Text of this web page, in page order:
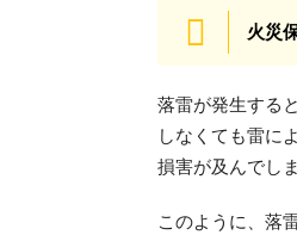
火災
落雷が発生する
しなくても雷に
損害が及んでし
このように、落